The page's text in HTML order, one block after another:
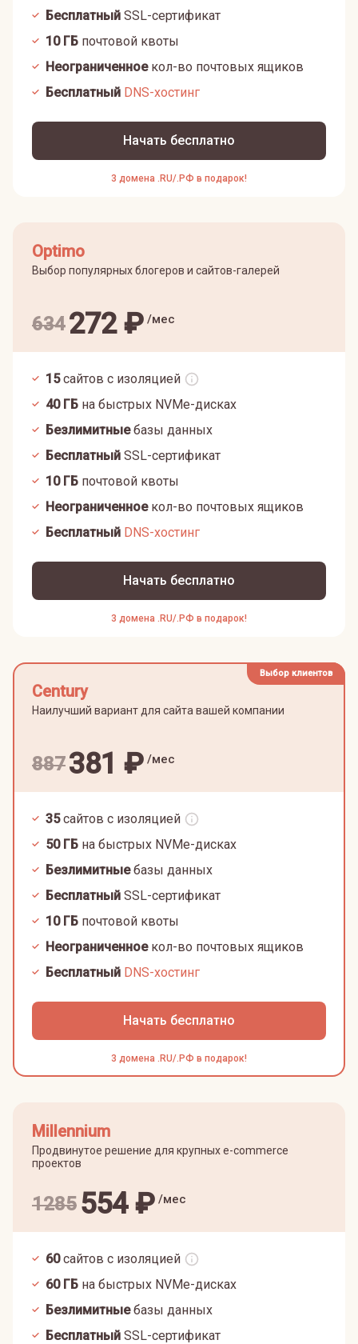
Бесплатный SSL-сертификат
10ГБ почтовой квоты
Неограниченноекол-во почтовых ящиков
Бесплатный DNS-хостинг
Начать бесплатно
3 домена .RU/.РФ в подарок!
Optimo
Выбор популярных блогеров и сайтов-галерей
634272₽ /мес
15 сайтов с изоляцией
40ГБ на быстрых NVMe-дисках
Безлимитныебазы данных
Бесплатный SSL-сертификат
10ГБ почтовой квоты
Неограниченноекол-во почтовых ящиков
Бесплатный DNS-хостинг
Начать бесплатно
3 домена .RU/.РФ в подарок!
Выбор клиентов
Century
Наилучший вариант для сайта вашей компании
887381 ₽ /мес
35 сайтов с изоляцией
50ГБ на быстрых NVMe-дисках
Безлимитныебазы данных
Бесплатный SSL-сертификат
10ГБ почтовой квоты
Неограниченноекол-во почтовых ящиков
Бесплатный DNS-хостинг
Начать бесплатно
3 домена .RU/.РФ в подарок!
Millennium
Продвинутое решение для крупных e-commerce
проектов
1285 554₽ /мес
60 сайтов с изоляцией
60ГБ на быстрых NVMe-дисках
Безлимитныебазы данных
Бесплатный SSL-сертификат